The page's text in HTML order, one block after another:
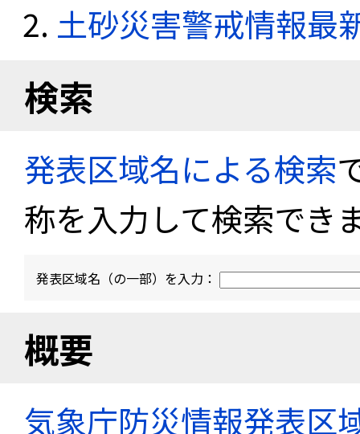
土砂災害警戒情報最
検索
発表区域名による検索
称を入力して検索でき
発表区域名（の一部）を入力：
概要
気象庁防災情報発表区